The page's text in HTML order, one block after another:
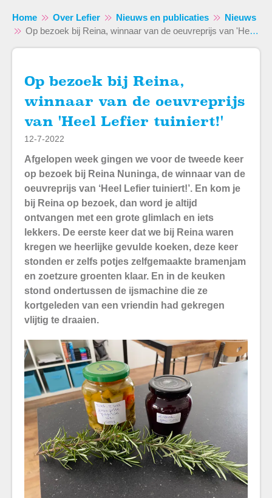
Naar hoofdinhoud
Naar hoofdnavigatiemenu
Naar zoeken
Home Over Lefier Nieuws en publicaties
Nieuws
Op bezoek bij Reina, winnaar van de oeuvreprijs van 'Heel Lefier tuiniert!'
Op bezoek bij Reina,
winnaar van de oeuvreprijs
van 'Heel Lefier tuiniert!'
12-7-2022
Afgelopen week gingen we voor de tweede keer
op bezoek bij Reina Nuninga, de winnaar van de
oeuvreprijs van ‘Heel Lefier tuiniert!’. En kom je
bij Reina op bezoek, dan word je altijd
ontvangen met een grote glimlach en iets
lekkers. De eerste keer dat we bij Reina waren
kregen we heerlijke gevulde koeken, deze keer
stonden er zelfs potjes zelfgemaakte bramenjam
en zoetzure groenten klaar. En in de keuken
stond ondertussen de ijsmachine die ze
kortgeleden van een vriendin had gekregen
vlijtig te draaien.